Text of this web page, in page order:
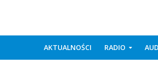
AKTUALNOŚCI RADIO